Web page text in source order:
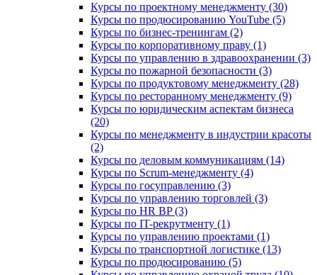
Курсы по проектному менеджменту (30)
Курсы по продюсированию YouTube (5)
Курсы по бизнес-тренингам (2)
Курсы по корпоративному праву (1)
Курсы по управлению в здравоохранении (3)
Курсы по пожарной безопасности (3)
Курсы по продуктовому менеджменту (28)
Курсы по ресторанному менеджменту (9)
Курсы по юридическим аспектам бизнеса
(20)
Курсы по менеджменту в индустрии красоты
(2)
Курсы по деловым коммуникациям (14)
Курсы по Scrum-менеджменту (4)
Курсы по госуправлению (3)
Курсы по управлению торговлей (3)
Курсы по HR BP (3)
Курсы по IT-рекрутменту (1)
Курсы по управлению проектами (1)
Курсы по транспортной логистике (13)
Курсы по продюсированию (5)